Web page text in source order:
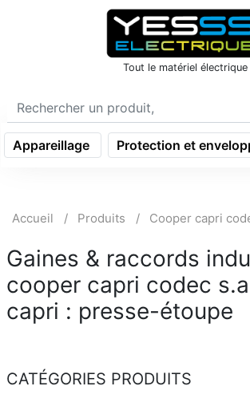
icon menu burger
Tout le matériel électrique
Appareillage Protection et
Accueil Produits Cooper capri
Gaines & raccords
cooper capri codec
capri : presse-étoupe
CATÉGORIES PRODUITS